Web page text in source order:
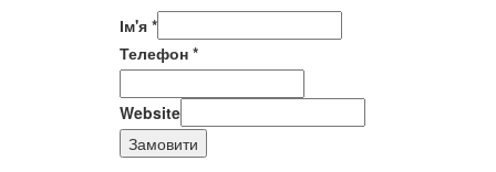
Ім'я *
Телефон *
Website
Замовити